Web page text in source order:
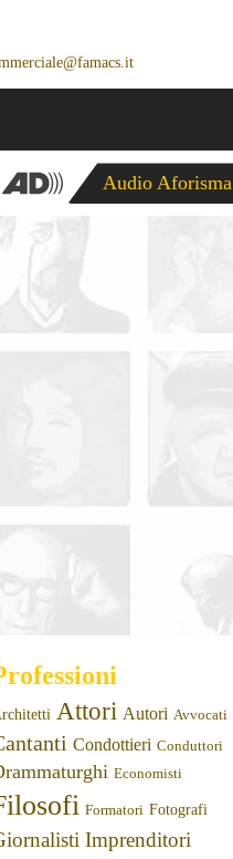
Audio Aforisma
Attori Autori Avvocati
Condottieri Conduttori
Economisti
Formatori Fotografi
Imprenditori